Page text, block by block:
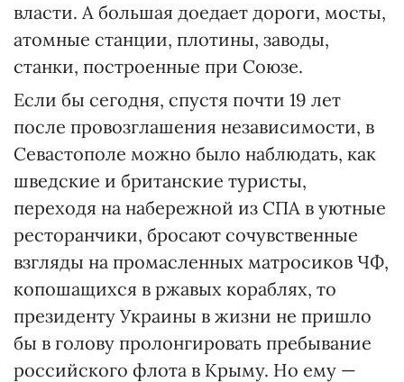
власти. А большая доедает дороги, мосты,
атомные станции, плотины, заводы,
станки, построенные при Союзе.
Если бы сегодня, спустя почти 19 лет
после провозглашения независимости, в
Севастополе можно было наблюдать, как
шведские и британские туристы,
переходя на набережной из СПА в уютные
ресторанчики, бросают сочувственные
взгляды на промасленных матросиков ЧФ,
копошащихся в ржавых кораблях, то
президенту Украины в жизни не пришло
бы в голову пролонгировать пребывание
российского флота в Крыму. Но ему —